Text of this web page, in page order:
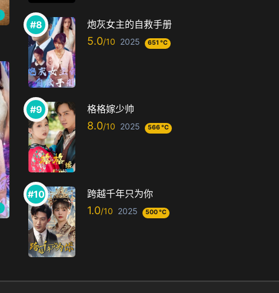
炮灰女主的自救手册
5.0 2025 651 °C
格格嫁少帅
8.0 2025 566 °C
跨越千年只为你
1.0 2025 500 °C